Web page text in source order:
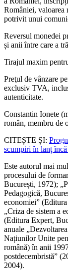
României, valoarea
potrivit unui
Reversul monedei
și anii între care a
Tirajul maxim
Preţul de vânzare
exclusiv TVA,
autenticitate.
Constantin Ionete
român, membru de
CITEȘTE ȘI:
scumpiri în lanț
Este autorul mai
procesului de
București, 1972);
Pedagogică,
economiei”
„Criza de sistem a
(Editura Expert,
anuale
Națiunilor Unite
română) în anii
postdecembristă”
2004).